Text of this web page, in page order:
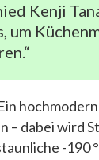
Kenji
um
– dabei wird
-190